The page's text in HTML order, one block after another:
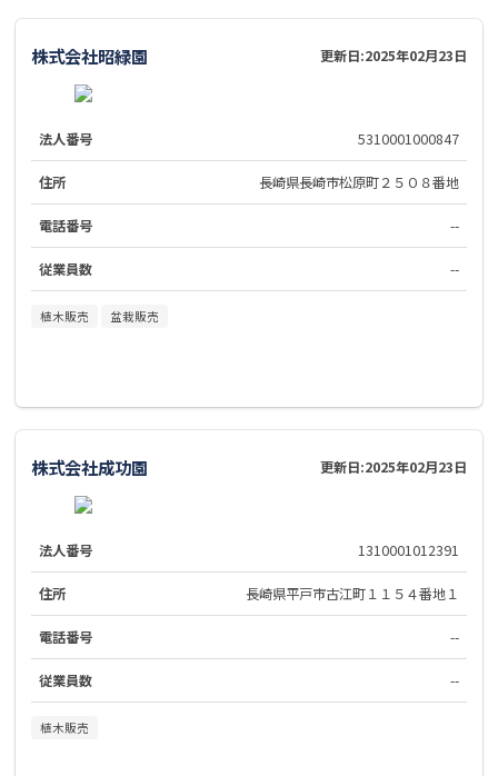
株式会社昭緑園 更新日:2025年02月23日
法人番号 5310001000847
住所 長崎県長崎市松原町２５０８番地
電話番号 --
従業員数 --
植木販売 盆栽販売
株式会社成功園 更新日:2025年02月23日
法人番号 1310001012391
住所 長崎県平戸市古江町１１５４番地１
電話番号 --
従業員数 --
植木販売